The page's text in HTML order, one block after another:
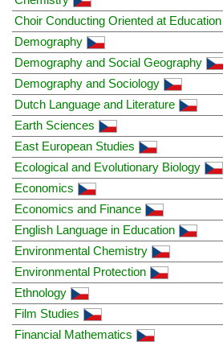
Choir Conducting Oriented at Education
Demography
Demography and Social Geography
Demography and Sociology
Dutch Language and Literature
Earth Sciences
East European Studies
Ecological and Evolutionary Biology
Economics
Economics and Finance
English Language in Education
Environmental Chemistry
Environmental Protection
Ethnology
Film Studies
Financial Mathematics